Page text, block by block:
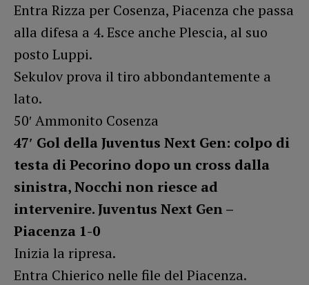
Entra Rizza per Cosenza, Piacenza che passa
alla difesa a 4. Esce anche Plescia, al suo
posto Luppi.
Sekulov prova il tiro abbondantemente a
lato.
50′ Ammonito Cosenza
47′ Gol della Juventus Next Gen: colpo di
testa di Pecorino dopo un cross dalla
sinistra, Nocchi non riesce ad
intervenire. Juventus Next Gen –
Piacenza 1-0
Inizia la ripresa.
Entra Chierico nelle file del Piacenza.